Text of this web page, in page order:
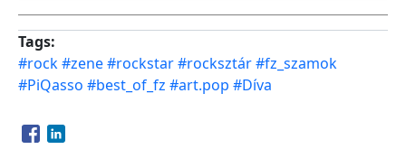
Tags
#rock#zene#rockstar#rocksztár#fz_szamok
#PiQasso #best_of_fz #art.pop #Díva
Opens in a new window
Opens in a new window